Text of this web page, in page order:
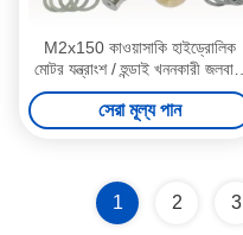
M2x150 কাওয়াসাকি হাইড্রোলিক
মোটর যন্ত্রাংশ / হুন্ডাই খননকারী জলবাহী
যন্ত্রাংশ
সেরা মূল্য পান
1 2 3